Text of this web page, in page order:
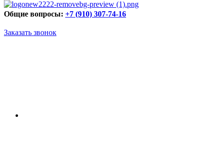
Общие вопросы: +7 (910) 307-74-16
Заказать звонок